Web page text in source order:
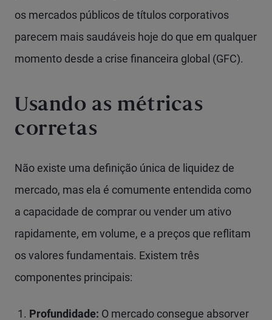
os mercados públicos de títulos corporativos
parecem mais saudáveis hoje do que em qualquer
momento desde a crise financeira global (GFC).
Usando as métricas
corretas
Não existe uma definição única de liquidez de
mercado, mas ela é comumente entendida como
a capacidade de comprar ou vender um ativo
rapidamente, em volume, e a preços que reflitam
os valores fundamentais. Existem três
componentes principais:
Profundidade: O mercado consegue absorver